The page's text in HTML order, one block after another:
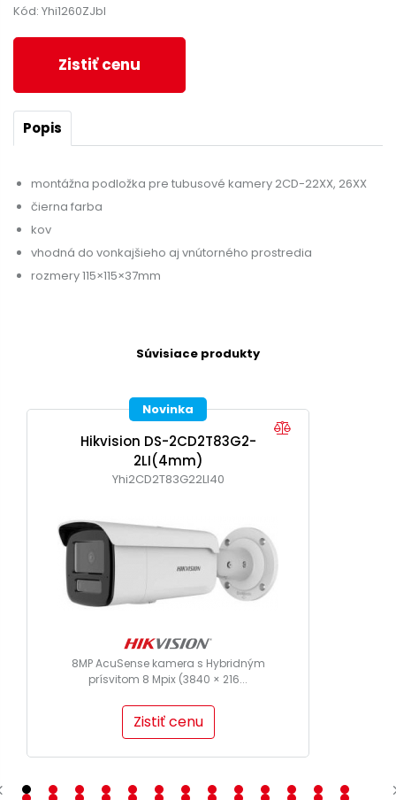
Kód: Yhi1260ZJbl
Zistiť cenu
Popis
montážna podložka pre tubusové kamery 2CD-22XX, 26XX
čierna farba
kov
vhodná do vonkajšieho aj vnútorného prostredia
rozmery 115×115×37mm
Súvisiace produkty
Novinka
Hikvision DS-2CD2T83G2-
2LI(4mm)
Yhi2CD2T83G22LI40
8MP AcuSense kamera s Hybridným
prísvitom 8 Mpix (3840 × 216...
Zistiť cenu